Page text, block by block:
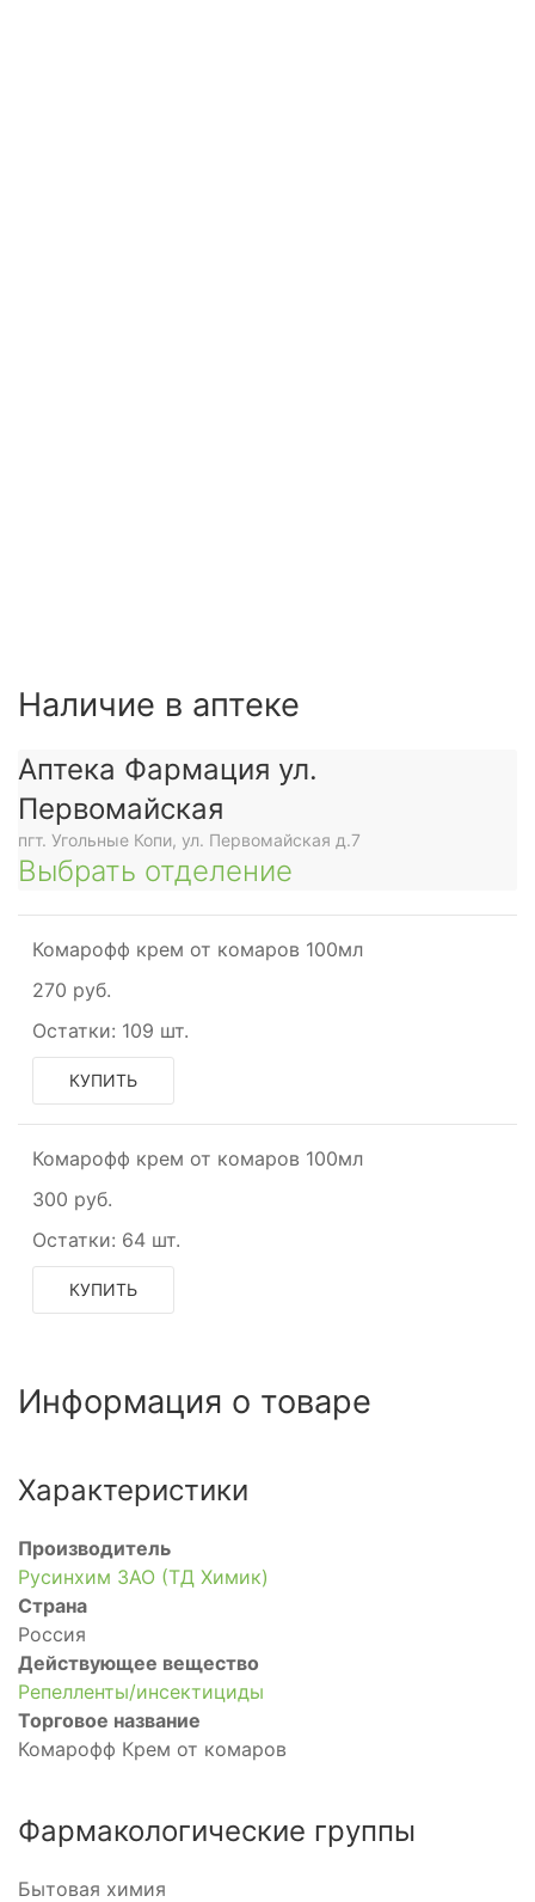
Наличие в аптеке
Аптека Фармация ул.
Первомайская
пгт. Угольные Копи, ул. Первомайская д.7
Выбрать отделение
Комарофф крем от комаров 100мл
270 руб.
Остатки: 109 шт.
КУПИТЬ
Комарофф крем от комаров 100мл
300 руб.
Остатки: 64 шт.
КУПИТЬ
Информация о товаре
Характеристики
Производитель
Русинхим ЗАО (ТД Химик)
Страна
Россия
Действующее вещество
Репелленты/инсектициды
Торговое название
Комарофф Крем от комаров
Фармакологические группы
Бытовая химия